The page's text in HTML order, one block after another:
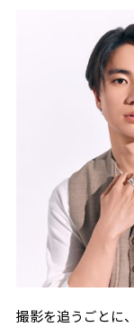
撮影を追うごとに